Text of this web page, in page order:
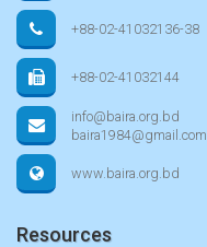
+88-02-41032136-38
+88-02-41032144
info@baira.org.bd
baira1984@gmail.com
www.baira.org.bd
Resources